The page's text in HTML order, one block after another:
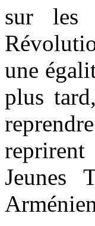
sur les
une
plus
Jeunes